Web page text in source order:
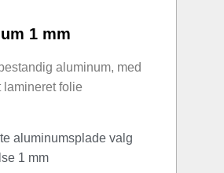
1 mm
aluminum, med
folie
aluminumsplade valg
1 mm